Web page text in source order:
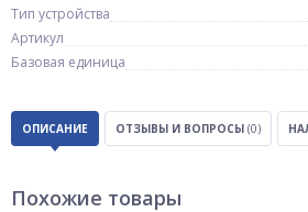
Тип устройства
Артикул
Базовая единица
ОПИСАНИЕ ОТЗЫВЫ И ВОПРОСЫ (0)
Похожие товары